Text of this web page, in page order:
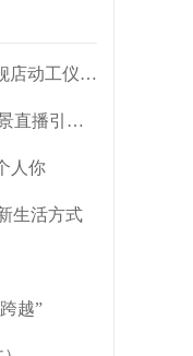
耳东国际影城暨耳东VR全景影厅旗舰店动工仪式盛大举行
激战到底丨中国电信天翼云VR3D全景直播引燃拳击热火
人你
生活方式
越”